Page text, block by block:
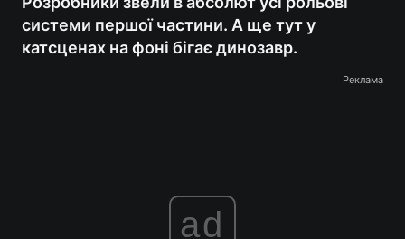
системи першої частини. А ще тут у
катсценах на фоні бігає динозавр.
Реклама
ad